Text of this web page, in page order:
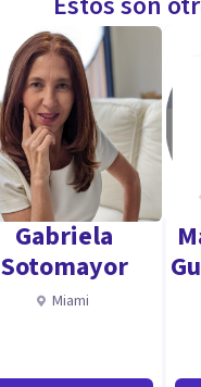
Gabriela
Sotomayor
Miami